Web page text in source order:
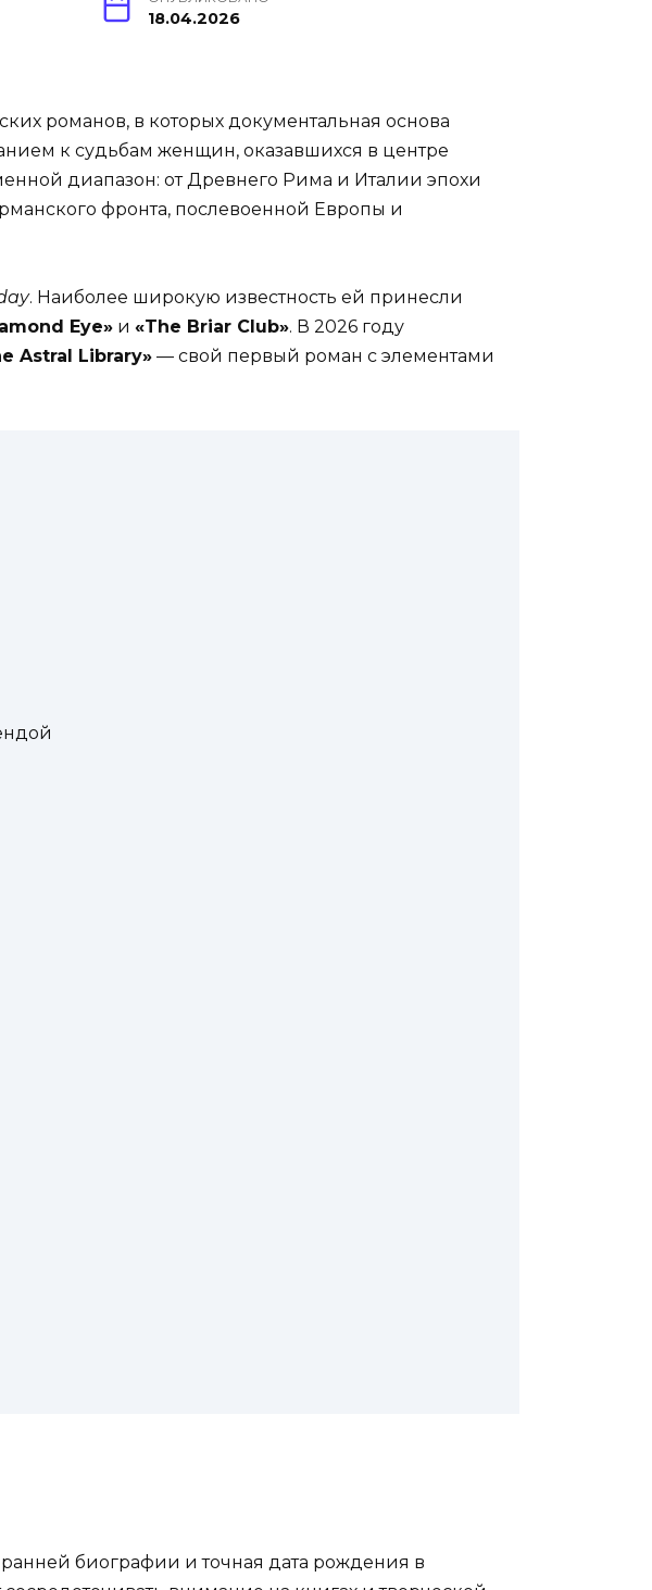
18.04.2026
романов, в которых документальная основа
к судьбам женщин, оказавшихся в центре
диапазон: от Древнего Рима и Италии эпохи
фронта, послевоенной Европы и
. Наиболее широкую известность ей принесли
Eye» и «The Briar Club». В 2026 году
Astral Library» — свой первый роман с элементами
биографии и точная дата рождения в